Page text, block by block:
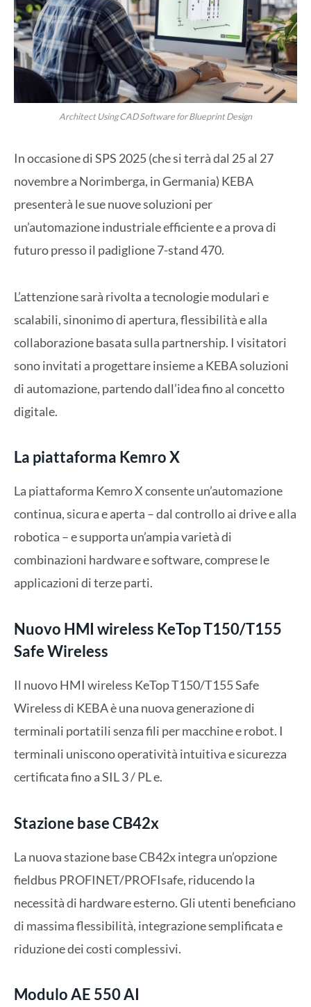
Architect Using CAD Software for Blueprint Design
In occasione di SPS 2025 (che si terrà dal 25 al 27
novembre a Norimberga, in Germania) KEBA
presenterà le sue nuove soluzioni per
un’automazione industriale efficiente e a prova di
futuro presso il padiglione 7-stand 470.
L’attenzione sarà rivolta a tecnologie modulari e
scalabili, sinonimo di apertura, flessibilità e alla
collaborazione basata sulla partnership. I visitatori
sono invitati a progettare insieme a KEBA soluzioni
di automazione, partendo dall’idea fino al concetto
digitale.
La piattaforma Kemro X
La piattaforma Kemro X consente un’automazione
continua, sicura e aperta – dal controllo ai drive e alla
robotica – e supporta un’ampia varietà di
combinazioni hardware e software, comprese le
applicazioni di terze parti.
Nuovo HMI wireless KeTop T150/T155
Safe Wireless
Il nuovo HMI wireless KeTop T150/T155 Safe
Wireless di KEBA è una nuova generazione di
terminali portatili senza fili per macchine e robot. I
terminali uniscono operatività intuitiva e sicurezza
certificata fino a SIL 3 / PL e.
Stazione base CB42x
La nuova stazione base CB42x integra un’opzione
fieldbus PROFINET/PROFIsafe, riducendo la
necessità di hardware esterno. Gli utenti beneficiano
di massima flessibilità, integrazione semplificata e
riduzione dei costi complessivi.
Modulo AE 550 AI